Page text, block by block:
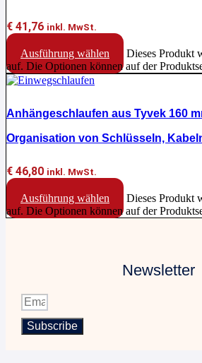
€ 41,76 inkl. MwSt.
Ausführung wählen
Dieses Produkt
auf. Die Optionen können auf der
Anhängeschlaufen aus Tyvek 160
Organisation von Schlüsseln,
€ 46,80 inkl. MwSt.
Ausführung wählen
Dieses Produkt
auf. Die Optionen können auf der
Newsletter
Subscribe